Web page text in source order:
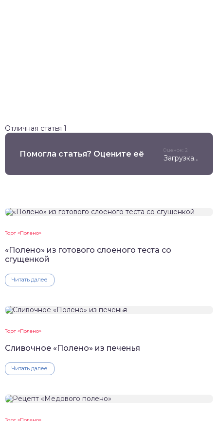
Отличная статья 1
Помогла статья? Оцените её Оценок: 2
Загрузка...
Торт «Полено»
«Полено» из готового слоеного теста со
сгущенкой
Читать далее
Торт «Полено»
Сливочное «Полено» из печенья
Читать далее